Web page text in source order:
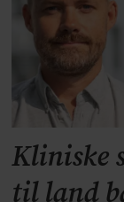
Kliniske
til land